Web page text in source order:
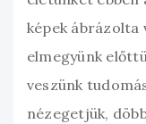
képek ábrázolta
elmegyünk
veszünk
nézegetjük,